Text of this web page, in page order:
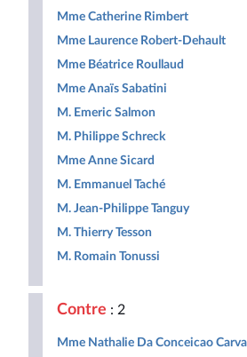
Mme Catherine Rimbert
Mme Laurence Robert-Dehault
Mme Béatrice Roullaud
Mme Anaïs Sabatini
M. Emeric Salmon
M. Philippe Schreck
Mme Anne Sicard
M. Emmanuel Taché
M. Jean-Philippe Tanguy
M. Thierry Tesson
M. Romain Tonussi
Contre : 2
Mme Nathalie Da Conceicao